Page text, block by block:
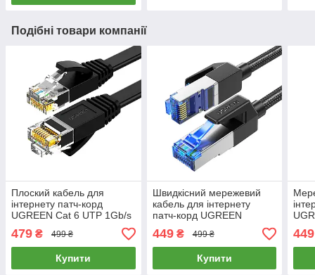
Подібні товари компанії
Плоский кабель для
інтернету патч-корд
UGREEN Cat 6 UTP 1Gb/s
Ethernet Cable 15м
(чорний) NW102
479 ₴ 499 ₴
Купити
Швидкісний мережевий
кабель для інтернету
патч-корд UGREEN
NW153 Cat8 F/FTP 40Gb/s
Lan Ethernet Cable 2
метри (чорний)
449₴ 499 ₴
Купити
449